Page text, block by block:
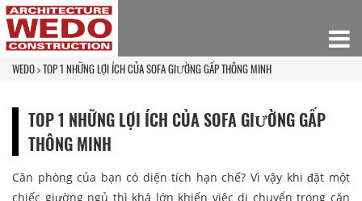
WEDO TOP 1 NHỮNG LỢI ÍCH CỦA SOFA GIƯỜNG GẤP THÔNG MINH
TOP 1 NHỮNG LỢI ÍCH CỦA SOFA GIƯỜNG GẤP
THÔNG MINH
Căn phòng của bạn có diện tích hạn chế? Vì vậy khi đặt một
chiếc giường ngủ thì khá lớn khiến việc di chuyển trong căn